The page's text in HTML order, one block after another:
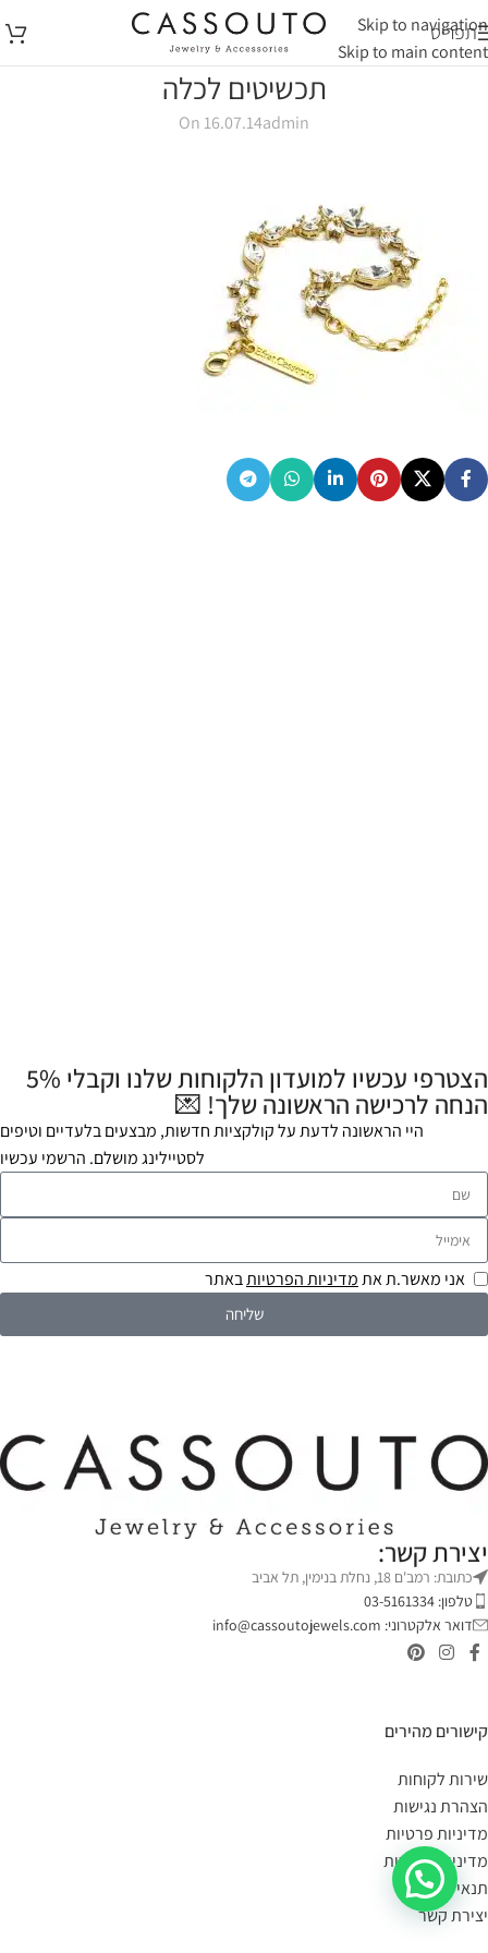
Skip to navigation
Skip to main content
תפריט
תכשיטים לכלה
admin
On 16.07.14
הצטרפי עכשיו למועדון הלקוחות שלנו וקבלי 5%
הנחה לרכישה הראשונה שלך! 💌
היי הראשונה לדעת על קולקציות חדשות, מבצעים בלעדיים וטיפים
לסטיילינג מושלם. הרשמי עכשיו
אני מאשר.ת אתמדיניות הפרטיותבאתר
שליחה
יצירת קשר:
כתובת: רמב'ם 18, נחלת בנימין, תל אביב
טלפון: 03-5161334
דואר אלקטרוני: info@cassoutojewels.com
קישורים מהירים
שירות לקוחות
הצהרת נגישות
מדיניות פרטיות
מדיניות החזרות
תנאי שימוש
יצירת קשר